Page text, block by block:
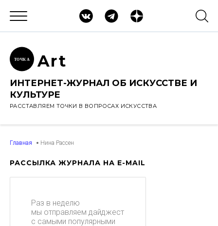
ТОЧК А Art
ИНТЕРНЕТ-ЖУРНАЛ ОБ ИСКУССТВЕ И
КУЛЬТУРЕ
РАССТАВЛЯЕМ ТОЧКИ В ВОПРОСАХ ИСКУССТВА
Главная Нина Рассен
РАССЫЛКА ЖУРНАЛА НА E-MAIL
Раз в неделю
мы отправляем дайджест
с самыми популярными